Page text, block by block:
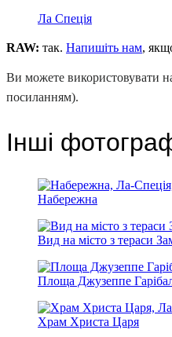
Ла Спеція
RAW: так. Напишіть нам,
Ви можете використовувати
посиланням).
Інші
Набережна
Вид на місто з тераси
Площа Джузеппе
Храм Христа Царя